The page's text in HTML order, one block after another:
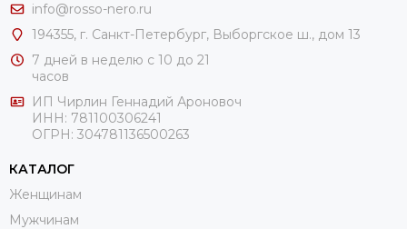
info@rosso-nero.ru
194355, г. Санкт-Петербург, Выборгское ш., дом 13
7 дней в неделю с 10 до 21
часов
ИП Чирлин Геннадий Ароновоч
ИНН: 781100306241
ОГРН: 304781136500263
КАТАЛОГ
Женщинам
Мужчинам